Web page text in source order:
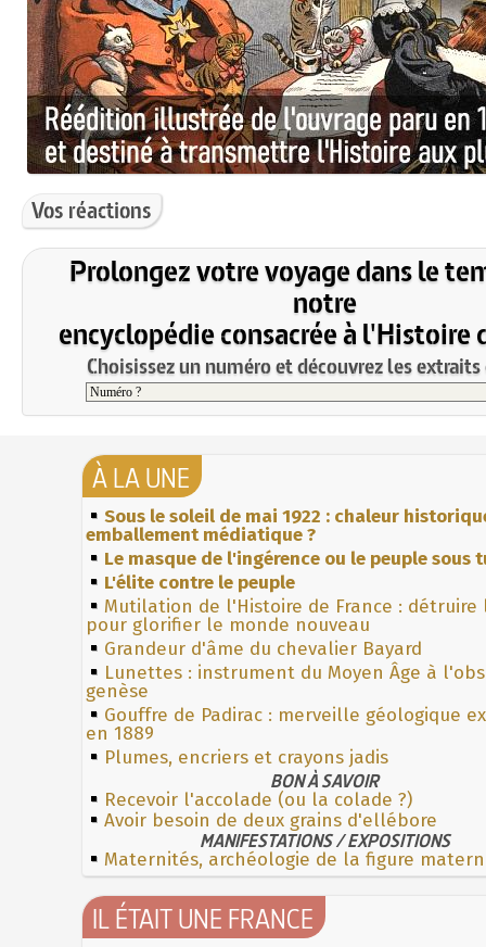
Vos réactions
Prolongez votre voyage dans le
notre
encyclopédie consacrée à l'Histoire
Choisissez un numéro et découvrez les
À LA UNE
Sous le soleil de mai 1922 : chaleur
emballement médiatique ?
Le masque de l'ingérence ou le peuple sous
L'élite contre le peuple
Mutilation de l'Histoire de France : détruire
pour glorifier le monde nouveau
Grandeur d'âme du chevalier Bayard
Lunettes : instrument du Moyen Âge à
genèse
Gouffre de Padirac : merveille géologique
en 1889
Plumes, encriers et crayons jadis
BON À SAVOIR
Recevoir l'accolade (ou la colade ?)
Avoir besoin de deux grains d'ellébore
MANIFESTATIONS / EXPOSITIONS
Maternités, archéologie de la figure
IL ÉTAIT UNE FRANCE